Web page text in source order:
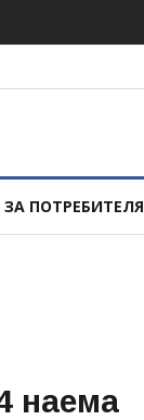
ЗА ПОТРЕБИТЕЛЯ
наема